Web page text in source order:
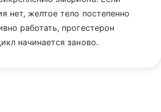
нет, желтое тело постепенно
работать, прогестерон
начинается заново.